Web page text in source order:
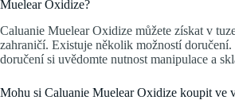
Muelear Oxidize?
Caluanie Muelear Oxidize můžete získat v
zahraničí. Existuje několik možností doručení.
doručení si uvědomte nutnost manipulace a
Mohu si Caluanie Muelear Oxidize koupit ve